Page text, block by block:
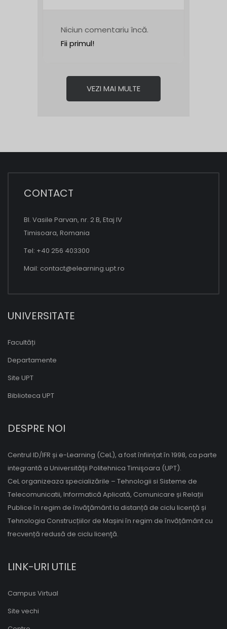
Niciun comentariu încă.
Fii primul!
VEZI MAI MULTE
CONTACT
Bl. Vasile Parvan, nr. 2 B, Etaj IV
Timisoara, Romania
Tel: +40 256 403300
Mail: contact@elearning.upt.ro
UNIVERSITATE
Facultăți
Departamente
Site UPT
Biblioteca UPT
DESPRE NOI
Centrul ID/IFR și e-Learning (CeL), a fost înființat în 1998, ca parte
integrantă a Universităţii Politehnica Timişoara (UPT).
CeL organizeaza specializările – Tehnologii si Sisteme de
Telecomunicatii, Informatică Aplicată, Comunicare și Relații
Publice în regim de învăţământ la distanță de ciclu licenţă și
Tehnologia Construcțiilor de Mașini în regim de învățământ cu
frecvență redusă de ciclu licenţă.
LINK-URI UTILE
Campus Virtual
Site vechi